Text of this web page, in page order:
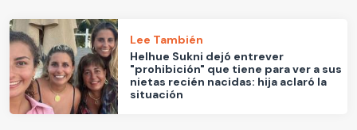
Lee También
Helhue Sukni dejó entrever
"prohibición" que tiene para ver a sus
nietas recién nacidas: hija aclaró la
situación